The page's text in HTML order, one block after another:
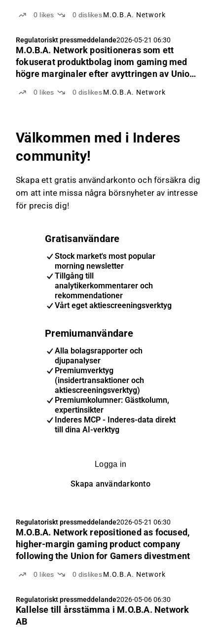
0 likes 0 dislikes M.O.B.A. Network
Regulatoriskt pressmeddelande2026-05-21 06:30
M.O.B.A. Network positioneras som ett
fokuserat produktbolag inom gaming med
högre marginaler efter avyttringen av Union
0 likes 0 dislikes M.O.B.A. Network
Välkommen med i Inderes
community!
Skapa ett gratis användarkonto och försäkra dig
om att inte missa några börsnyheter av intresse
för precis dig!
Gratisanvändare
Stock market's most popular
morning newsletter
Tillgång till
analytikerkommentarer och
rekommendationer
Vårt eget aktiescreeningsverktyg
Premiumanvändare
Alla bolagsrapporter och
djupanalyser
Premiumverktyg
(insidertransaktioner och
aktiescreeningsverktyg)
Premiumkolumner: Gästkolumn,
expertinsikter
Inderes MCP - Inderes-data direkt
till dina AI-verktyg
Logga in
Skapa användarkonto
Regulatoriskt pressmeddelande2026-05-21 06:30
M.O.B.A. Network repositioned as focused,
higher-margin gaming product company
following the Union for Gamers divestment
0 likes 0 dislikes M.O.B.A. Network
Regulatoriskt pressmeddelande2026-05-06 06:30
Kallelse till årsstämma i M.O.B.A. Network
AB